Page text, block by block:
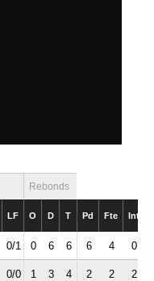
Rebonds
LF O D T Pd Fte Int
0/1 0 6 6 6 4 0
0/0 1 3 4 2 2 2